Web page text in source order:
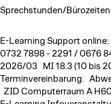
Sprechstunden/
E-Learning Support
0732 7898 - 2291 / 0676
2026/03 MI 18.3 (10 bis
Terminvereinbarung.
ZID Computerraum A